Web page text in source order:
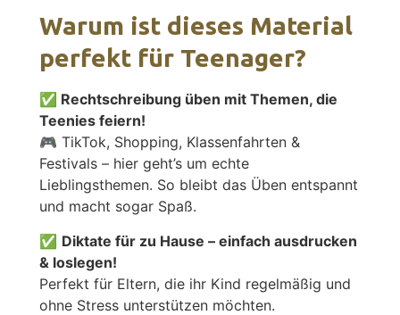
Warum ist dieses Material
perfekt für Teenager?
✅ Rechtschreibung üben mit Themen, die
Teenies feiern!
🎮 TikTok, Shopping, Klassenfahrten &
Festivals – hier geht’s um echte
Lieblingsthemen. So bleibt das Üben entspannt
und macht sogar Spaß.
✅ Diktate für zu Hause – einfach ausdrucken
& loslegen!
Perfekt für Eltern, die ihr Kind regelmäßig und
ohne Stress unterstützen möchten.